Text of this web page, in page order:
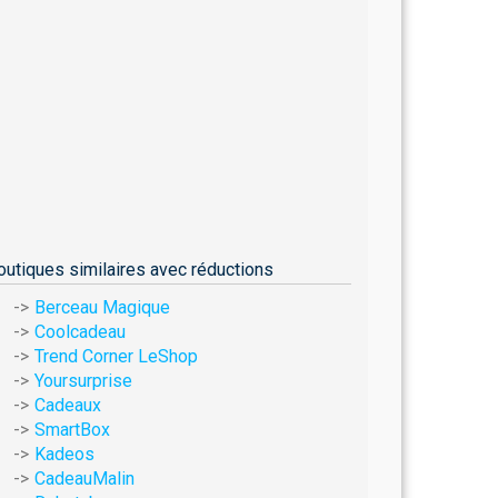
similaires avec réductions
Berceau Magique
Coolcadeau
Trend Corner LeShop
Yoursurprise
Cadeaux
SmartBox
Kadeos
CadeauMalin